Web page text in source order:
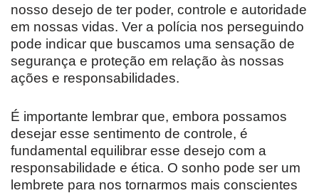
nosso desejo de ter poder, controle e autoridade
em nossas vidas. Ver a polícia nos perseguindo
pode indicar que buscamos uma sensação de
segurança e proteção em relação às nossas
ações e responsabilidades.
É importante lembrar que, embora possamos
desejar esse sentimento de controle, é
fundamental equilibrar esse desejo com a
responsabilidade e ética. O sonho pode ser um
lembrete para nos tornarmos mais conscientes